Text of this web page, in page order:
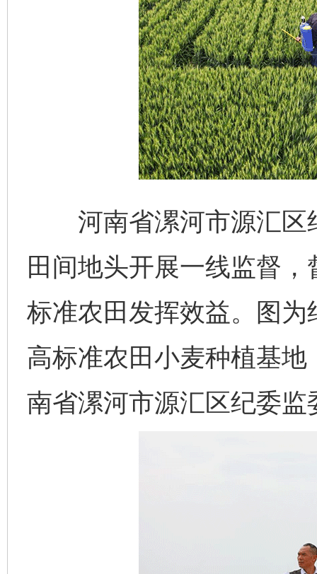
河南省漯河市源汇区
田间地头开展一线监督
标准农田发挥效益。图
高标准农田小麦种植基
南省漯河市源汇区纪委监